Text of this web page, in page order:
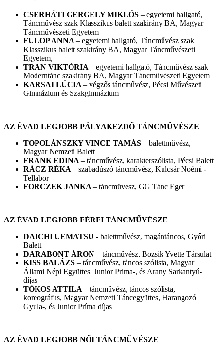
CSERHÁTI GERGELY MIKLÓS – egyetemi hallgató,
Táncművész szak Klasszikus balett szakirány BA, Magyar
Táncművészeti Egyetem
FÜLÖP ANNA – egyetemi hallgató, Táncművész szak
Klasszikus balett szakirány BA, Magyar Táncművészeti
Egyetem,
TRAN VIKTÓRIA – egyetemi hallgató, Táncművész szak
Moderntánc szakirány BA, Magyar Táncművészeti Egyetem
KARSAI LÚCIA – végzős táncművész, Pécsi Művészeti
Gimnázium és Szakgimnázium
AZ ÉVAD LEGJOBB PÁLYAKEZDŐ TÁNCMŰVÉSZE
TOPOLÁNSZKY VINCE TAMÁS – balettművész,
Magyar Nemzeti Balett
FRANK EDINA – táncművész, karakterszólista, Pécsi Balett
RÁCZ RÉKA – szabadúszó táncművész, Kulcsár Noémi -
Tellabor
FORCZEK JANKA – táncművész, GG Tánc Eger
AZ ÉVAD LEGJOBB FÉRFI TÁNCMŰVÉSZE
DAICHI UEMATSU - balettművész, magántáncos, Győri
Balett
DARABONT ÁRON – táncművész, Bozsik Yvette Társulat
KISS BALÁZS – táncművész, táncos szólista, Magyar
Állami Népi Együttes, Junior Prima-, és Arany Sarkantyú-
díjas
TÓKOS ATTILA – táncművész, táncos szólista,
koreográfus, Magyar Nemzeti Táncegyüttes, Harangozó
Gyula-, és Junior Príma díjas
AZ ÉVAD LEGJOBB NŐI TÁNCMŰVÉSZE